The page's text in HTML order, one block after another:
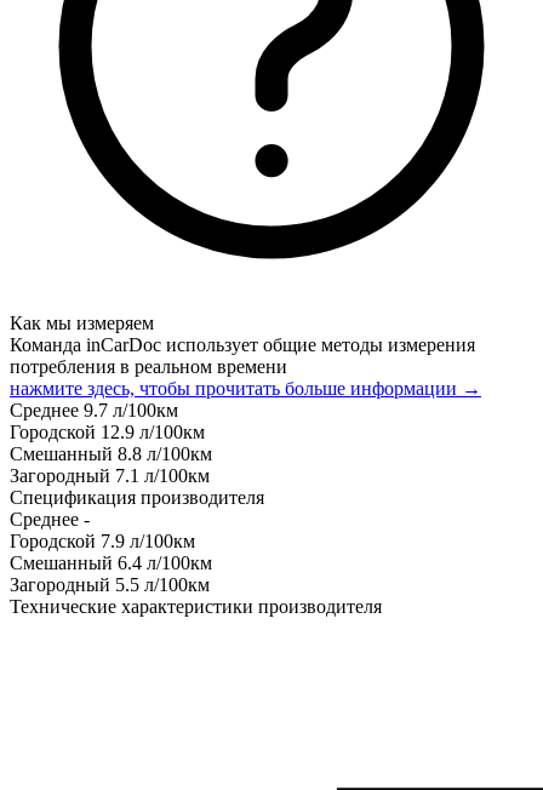
Как мы измеряем
Команда inCarDoc использует общие методы измерения
потребления в реальном времени
нажмите здесь, чтобы прочитать больше информации →
Среднее 9.7 л/100км
Городской 12.9 л/100км
Смешанный 8.8 л/100км
Загородный 7.1 л/100км
Спецификация производителя
Среднее -
Городской 7.9 л/100км
Смешанный 6.4 л/100км
Загородный 5.5 л/100км
Технические характеристики производителя